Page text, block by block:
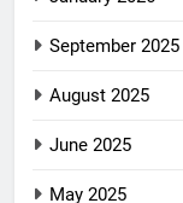
September 2025
August 2025
June 2025
May 2025